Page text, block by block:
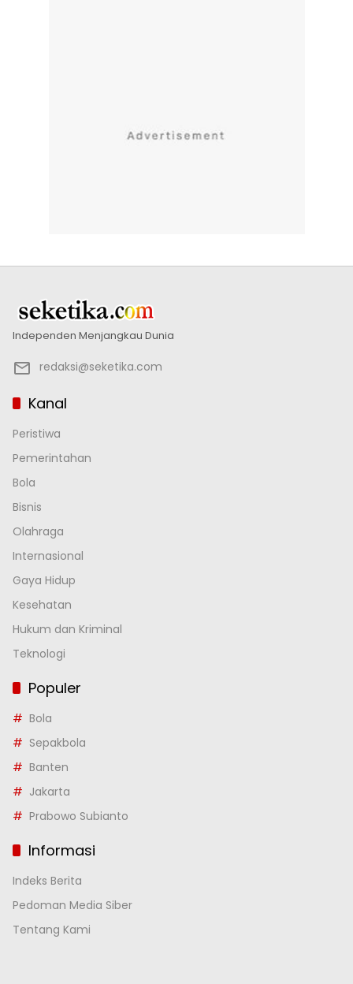
Independen Menjangkau Dunia
redaksi@seketika.com
Kanal
Peristiwa
Pemerintahan
Bola
Bisnis
Olahraga
Internasional
Gaya Hidup
Kesehatan
Hukum dan Kriminal
Teknologi
Populer
Bola
Sepakbola
Banten
Jakarta
Prabowo Subianto
Informasi
Indeks Berita
Pedoman Media Siber
Tentang Kami